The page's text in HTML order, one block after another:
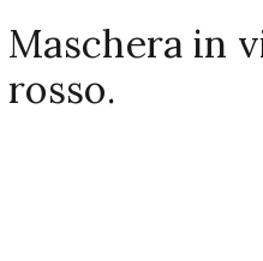
Maschera in
rosso.